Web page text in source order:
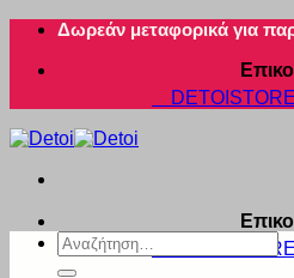
Μετάβαση
περιεχόμενο
Δωρεάν μεταφορικά για
Αναζήτηση
για: